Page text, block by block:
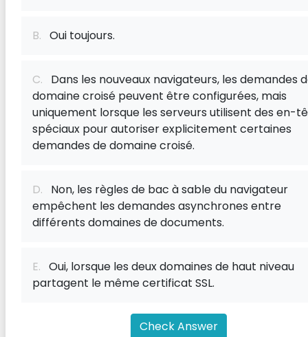
B. Oui toujours.
C. Dans les nouveaux navigateurs, les demandes
domaine croisé peuvent être configurées, mais
uniquement lorsque les serveurs utilisent des en-
spéciaux pour autoriser explicitement certaines
demandes de domaine croisé.
D. Non, les règles de bac à sable du navigateur
empêchent les demandes asynchrones entre
différents domaines de documents.
E. Oui, lorsque les deux domaines de haut niveau
partagent le même certificat SSL.
Check Answer